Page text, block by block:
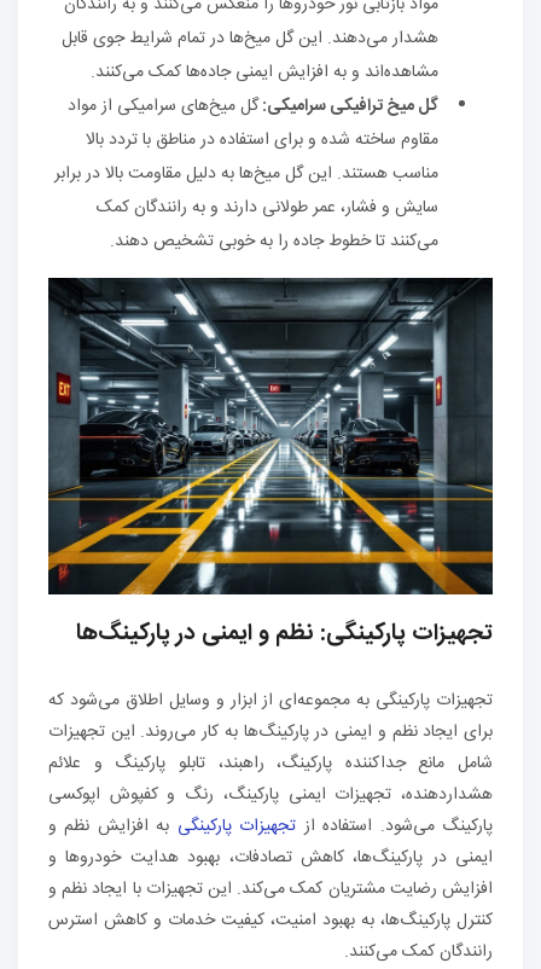
هشدار می‌دهند. این گل میخ‌ها در تمام شرایط جوی قابل
مشاهده‌اند و به افزایش ایمنی جاده‌ها کمک می‌کنند.
گل میخ‌ ترافیکی سرامیکی:گل میخ‌های سرامیکی از مواد
مقاوم ساخته شده و برای استفاده در مناطق با تردد بالا
مناسب هستند. این گل میخ‌ها به دلیل مقاومت بالا در برابر
سایش و فشار، عمر طولانی دارند و به رانندگان کمک
می‌کنند تا خطوط جاده را به خوبی تشخیص دهند.
تجهیزات پارکینگی: نظم و ایمنی در پارکینگ‌ها
تجهیزات پارکینگی به مجموعه‌ای از ابزار و وسایل اطلاق می‌شود که
برای ایجاد نظم و ایمنی در پارکینگ‌ها به کار می‌روند. این تجهیزات
شامل مانع‌ جداکننده پارکینگ، راهبند، تابلو پارکینگ و علائم
هشداردهنده، تجهیزات ایمنی پارکینگ، رنگ و کفپوش اپوکسی
پارکینگ می‌شود. استفاده از تجهیزات پارکینگی به افزایش نظم و
ایمنی در پارکینگ‌ها، کاهش تصادفات، بهبود هدایت خودروها و
افزایش رضایت مشتریان کمک می‌کند. این تجهیزات با ایجاد نظم و
کنترل پارکینگ‌ها، به بهبود امنیت، کیفیت خدمات و کاهش استرس
رانندگان کمک می‌کنند.